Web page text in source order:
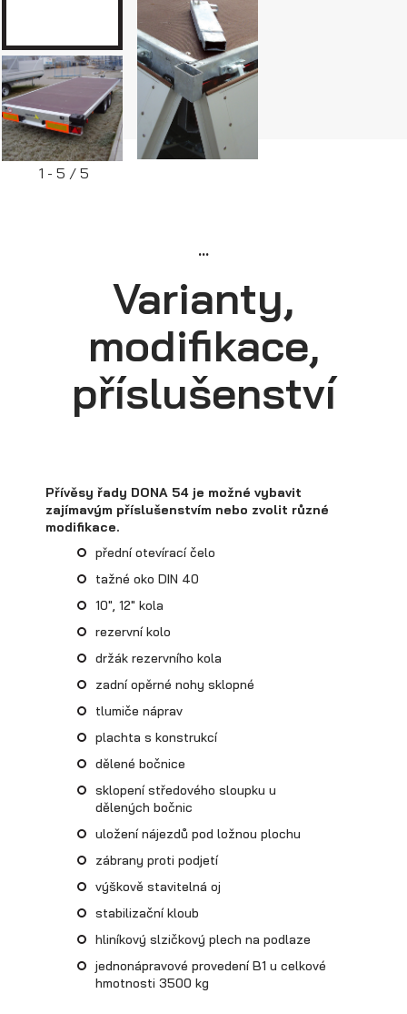
Multipřepravníky VZ O
Skříňové přívěsy
Přepravníky minibagrů
1 - 5 / 5
...
Varianty,
modifikace,
příslušenství
Přívěsy řady DONA 54 je možné vybavit
zajímavým příslušenstvím nebo zvolit různé
modifikace.
přední otevírací čelo
tažné oko DIN 40
10", 12" kola
rezervní kolo
držák rezervního kola
zadní opěrné nohy sklopné
tlumiče náprav
plachta s konstrukcí
dělené bočnice
sklopení středového sloupku u
dělených bočnic
uložení nájezdů pod ložnou plochu
zábrany proti podjetí
výškově stavitelná oj
stabilizační kloub
hliníkový slzičkový plech na podlaze
jednonápravové provedení B1 u celkové
hmotnosti 3500 kg